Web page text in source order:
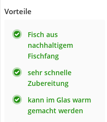
Vorteile
Fisch aus
nachhaltigem
Fischfang
sehr schnelle
Zubereitung
kann im Glas warm
gemacht werden